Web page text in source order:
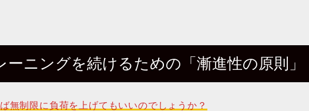
ーニングを続けるための「漸進性の原則」
無制限に負荷を上げてもいいのでしょうか？